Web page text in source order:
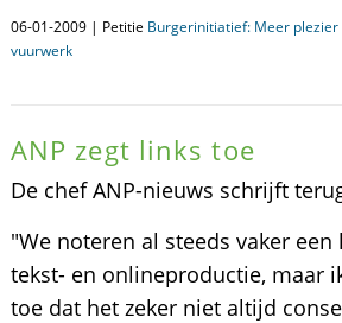
06-01-2009 | Petitie Burgerinitiatief: Meer
vuurwerk
ANP zegt links toe
De chef ANP-nieuws schrijft
"We noteren al steeds vaker
tekst- en onlineproductie, maar
toe dat het zeker niet altijd